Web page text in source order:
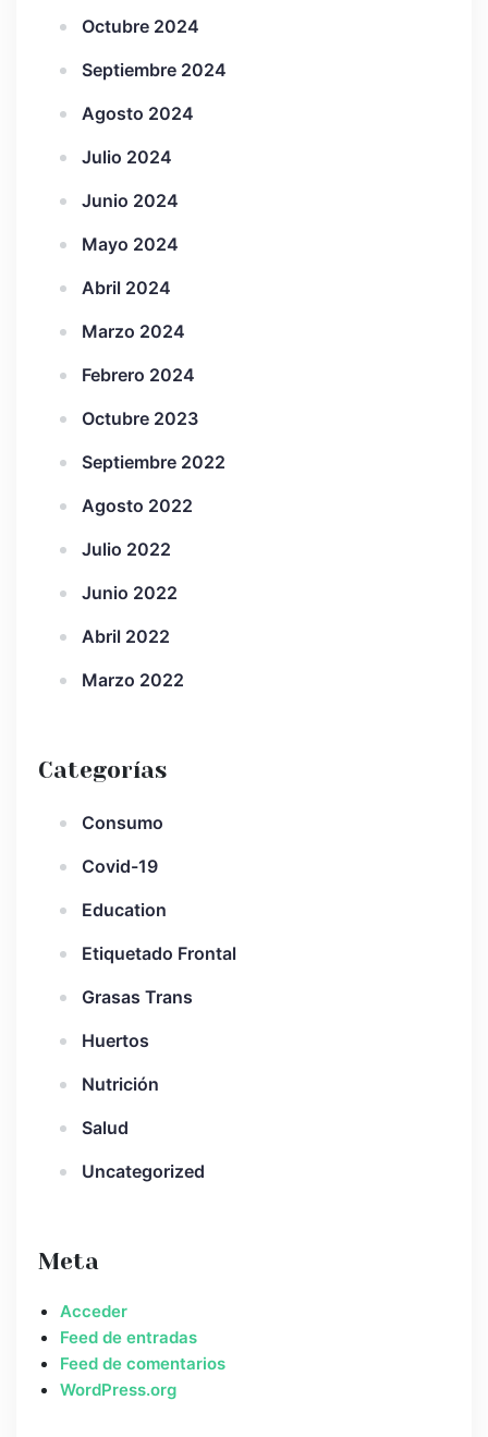
Octubre 2024
Septiembre 2024
Agosto 2024
Julio 2024
Junio 2024
Mayo 2024
Abril 2024
Marzo 2024
Febrero 2024
Octubre 2023
Septiembre 2022
Agosto 2022
Julio 2022
Junio 2022
Abril 2022
Marzo 2022
Categorías
Consumo
Covid-19
Education
Etiquetado Frontal
Grasas Trans
Huertos
Nutrición
Salud
Uncategorized
Meta
Acceder
Feed de entradas
Feed de comentarios
WordPress.org